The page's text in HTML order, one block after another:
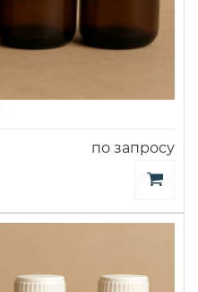
по запросу